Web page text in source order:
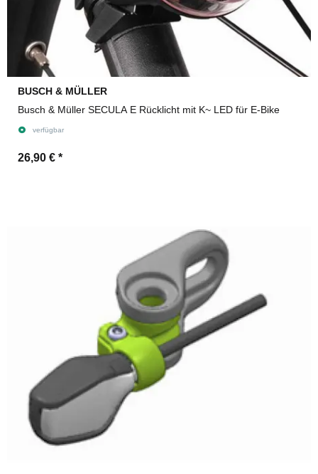
BUSCH & MÜLLER
Busch & Müller SECULA E Rücklicht mit K~ LED für E-Bike
verfügbar
26,90 € *